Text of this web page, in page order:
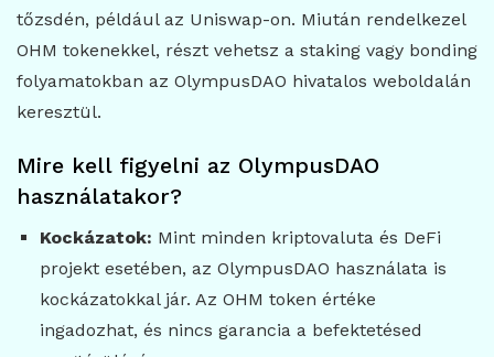
tőzsdén, például az Uniswap-on. Miután rendelkezel
OHM tokenekkel, részt vehetsz a staking vagy bonding
folyamatokban az OlympusDAO hivatalos weboldalán
keresztül.
Mire kell figyelni az OlympusDAO
használatakor?
Kockázatok: Mint minden kriptovaluta és DeFi
projekt esetében, az OlympusDAO használata is
kockázatokkal jár. Az OHM token értéke
ingadozhat, és nincs garancia a befektetésed